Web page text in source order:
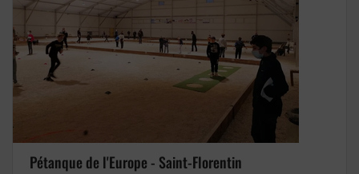
Pétanque de l'Europe - Saint-Florentin